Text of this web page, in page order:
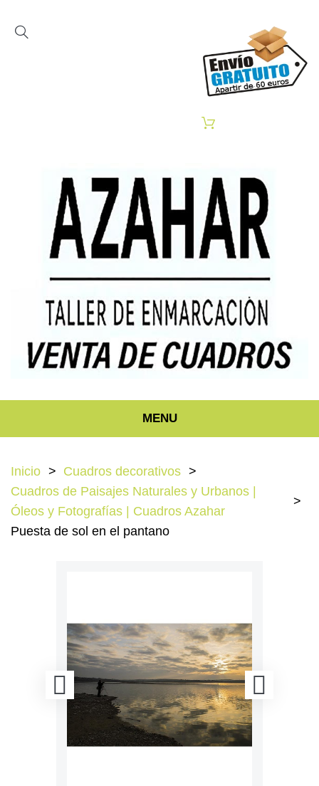
MENU
Inicio
Cuadros decorativos
Cuadros de Paisajes Naturales y Urbanos |
Óleos y Fotografías | Cuadros Azahar
Puesta de sol en el pantano